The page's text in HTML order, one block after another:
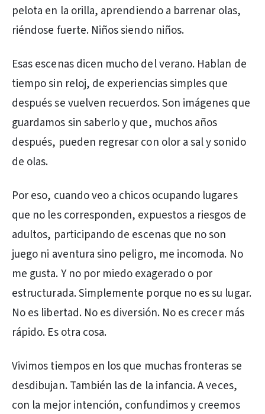
pelota en la orilla, aprendiendo a barrenar olas,
riéndose fuerte. Niños siendo niños.
Esas escenas dicen mucho del verano. Hablan de
tiempo sin reloj, de experiencias simples que
después se vuelven recuerdos. Son imágenes que
guardamos sin saberlo y que, muchos años
después, pueden regresar con olor a sal y sonido
de olas.
Por eso, cuando veo a chicos ocupando lugares
que no les corresponden, expuestos a riesgos de
adultos, participando de escenas que no son
juego ni aventura sino peligro, me incomoda. No
me gusta. Y no por miedo exagerado o por
estructurada. Simplemente porque no es su lugar.
No es libertad. No es diversión. No es crecer más
rápido. Es otra cosa.
Vivimos tiempos en los que muchas fronteras se
desdibujan. También las de la infancia. A veces,
con la mejor intención, confundimos y creemos